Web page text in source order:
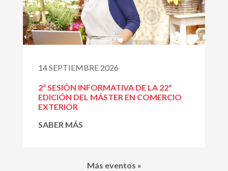
14 SEPTIEMBRE 2026
2ª SESIÓN INFORMATIVA DE LA 22ª
EDICIÓN DEL MÁSTER EN COMERCIO
EXTERIOR
SABER MÁS
Más eventos »